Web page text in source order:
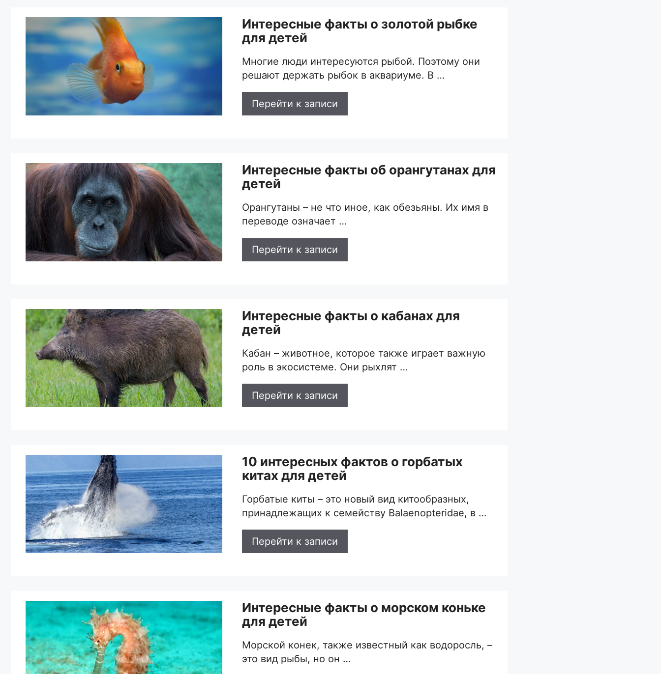
Интересные факты о золотой рыбке
для детей
Многие люди интересуются рыбой. Поэтому они
решают держать рыбок в аквариуме. В …
Перейти к записи
Интересные факты об орангутанах для
детей
Орангутаны – не что иное, как обезьяны. Их имя в
переводе означает …
Перейти к записи
Интересные факты о кабанах для
детей
Кабан – животное, которое также играет важную
роль в экосистеме. Они рыхлят …
Перейти к записи
10 интересных фактов о горбатых
китах для детей
Горбатые киты – это новый вид китообразных,
принадлежащих к семейству Balaenopteridae, в …
Перейти к записи
Интересные факты о морском коньке
для детей
Морской конек, также известный как водоросль, –
это вид рыбы, но он …